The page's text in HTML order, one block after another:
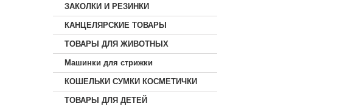
ЗАКОЛКИ И РЕЗИНКИ
КАНЦЕЛЯРСКИЕ ТОВАРЫ
ТОВАРЫ ДЛЯ ЖИВОТНЫХ
Машинки для стрижки
КОШЕЛЬКИ СУМКИ КОСМЕТИЧКИ
ТОВАРЫ ДЛЯ ДЕТЕЙ